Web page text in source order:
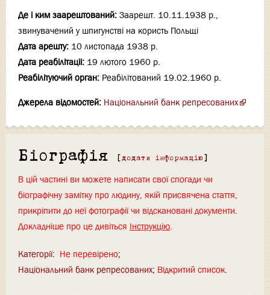
Де і ким заарештований: Заарешт. 10.11.1938 р.,
звинувачений у шпигунстві на користь Польщі
Дата арешту: 10 листопада 1938 р.
Дата реабілітаціi: 19 лютого 1960 р.
Реабілітуючий орган: Реабілітований 19.02.1960 р.
Джерела відомостей: Національний банк репресованих
Біографія [ додати інформацію ]
В цій частині ви можете написати свої спогади чи
біографічну замітку про людину, якій присвячена стаття,
прикріпити до неї фотографії чи відскановані документи.
Докладніше про це дивіться Інструкцію.
Категорії: Не перевірено
Національний банк репресованих Відкритий список